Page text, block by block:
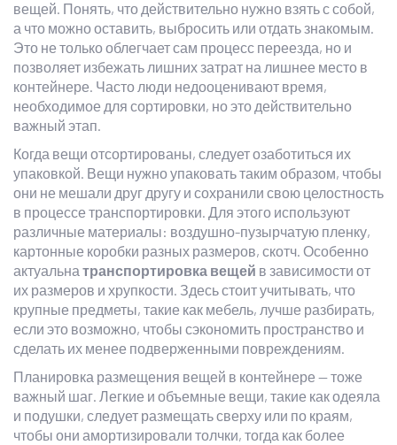
вещей. Понять, что действительно нужно взять с собой,
а что можно оставить, выбросить или отдать знакомым.
Это не только облегчает сам процесс переезда, но и
позволяет избежать лишних затрат на лишнее место в
контейнере. Часто люди недооценивают время,
необходимое для сортировки, но это действительно
важный этап.
Когда вещи отсортированы, следует озаботиться их
упаковкой. Вещи нужно упаковать таким образом, чтобы
они не мешали друг другу и сохранили свою целостность
в процессе транспортировки. Для этого используют
различные материалы: воздушно-пузырчатую пленку,
картонные коробки разных размеров, скотч. Особенно
актуальна транспортировка вещей в зависимости от
их размеров и хрупкости. Здесь стоит учитывать, что
крупные предметы, такие как мебель, лучше разбирать,
если это возможно, чтобы сэкономить пространство и
сделать их менее подверженными повреждениям.
Планировка размещения вещей в контейнере — тоже
важный шаг. Легкие и объемные вещи, такие как одеяла
и подушки, следует размещать сверху или по краям,
чтобы они амортизировали толчки, тогда как более